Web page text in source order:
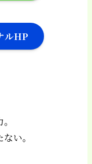
ルHP
い。